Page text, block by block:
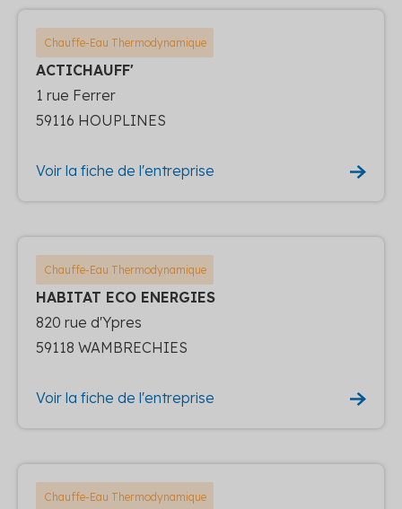
Chauffe-Eau Thermodynamique
ACTICHAUFF'
1 rue Ferrer
59116 HOUPLINES
Voir la fiche de l'entreprise
Chauffe-Eau Thermodynamique
HABITAT ECO ENERGIES
820 rue d'Ypres
59118 WAMBRECHIES
Voir la fiche de l'entreprise
Chauffe-Eau Thermodynamique